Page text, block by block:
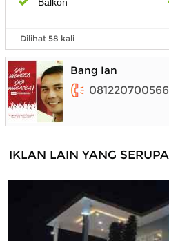
Dilihat 58 kali
Bang Ian
081220700566
IKLAN LAIN YANG SERUPA